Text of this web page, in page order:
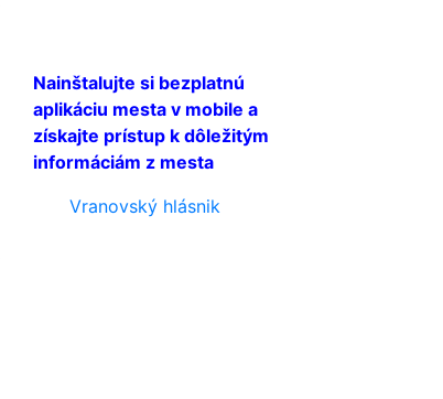
Nainštalujte si bezplatnú
aplikáciu mesta v mobile a
získajte prístup k dôležitým
informáciám z mesta
Vranovský hlásnik